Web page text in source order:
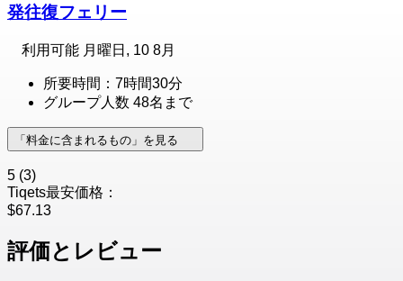
発往復フェリー
利用可能 月曜日, 10 8月
所要時間：7時間30分
グループ人数 48名まで
「料金に含まれるもの」を見る
5 (3)
Tiqets最安価格：
$67.13
評価とレビュー